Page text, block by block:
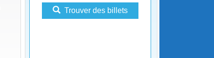
Trouver des billets